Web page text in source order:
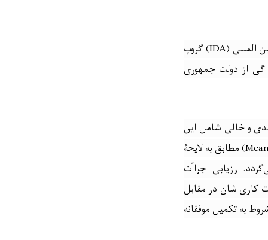
المللی (IDA)گروپ
از دولت جمهوری
و خالی شامل این
مطابق به لایحۀ
ارزیابی اجراآت
کاری شان در مقابل
به تکمیل موفقانه